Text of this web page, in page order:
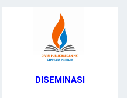
DISEMINASI